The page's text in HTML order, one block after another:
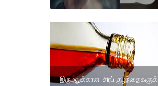
இருமலுக்கான சிரப்